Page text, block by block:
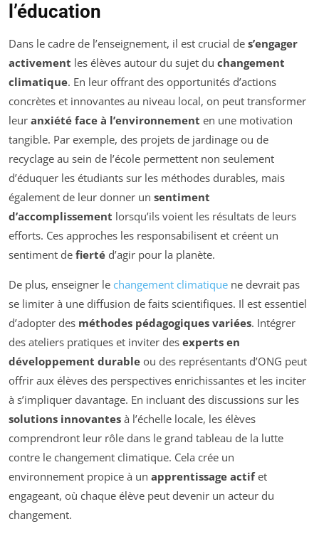
l’éducation
Dans le cadre de l’enseignement, il est crucial de s’engager
activement les élèves autour du sujet du changement
climatique. En leur offrant des opportunités d’actions
concrètes et innovantes au niveau local, on peut transformer
leur anxiété face à l’environnement en une motivation
tangible. Par exemple, des projets de jardinage ou de
recyclage au sein de l’école permettent non seulement
d’éduquer les étudiants sur les méthodes durables, mais
également de leur donner un sentiment
d’accomplissement lorsqu’ils voient les résultats de leurs
efforts. Ces approches les responsabilisent et créent un
sentiment de fierté d’agir pour la planète.
De plus, enseigner le changement climatique ne devrait pas
se limiter à une diffusion de faits scientifiques. Il est essentiel
d’adopter des méthodes pédagogiques variées. Intégrer
des ateliers pratiques et inviter des experts en
développement durable ou des représentants d’ONG peut
offrir aux élèves des perspectives enrichissantes et les inciter
à s’impliquer davantage. En incluant des discussions sur les
solutions innovantes à l’échelle locale, les élèves
comprendront leur rôle dans le grand tableau de la lutte
contre le changement climatique. Cela crée un
environnement propice à un apprentissage actifet
engageant, où chaque élève peut devenir un acteur du
changement.